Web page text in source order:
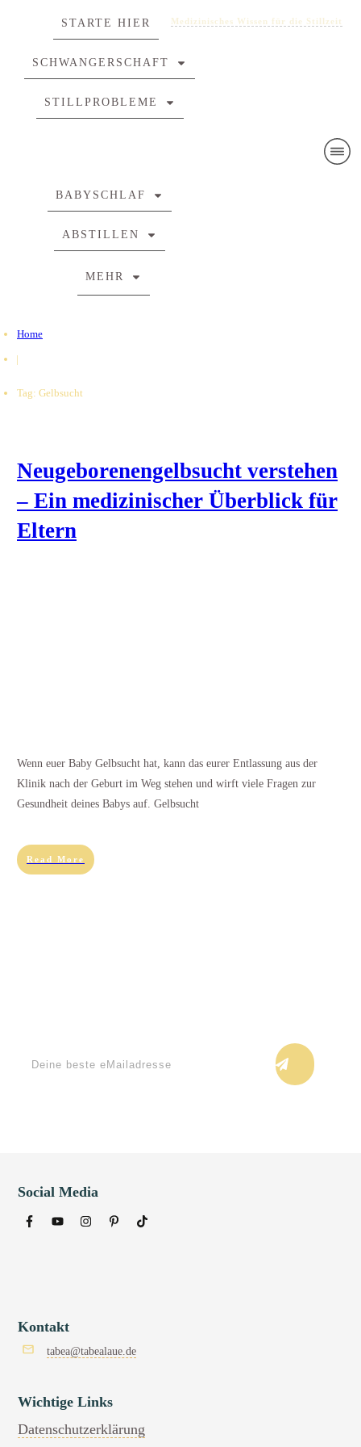
STARTE HIER
SCHWANGERSCHAFT
STILLPROBLEME
BABYSCHLAF
ABSTILLEN
MEHR
Home
|
Tag: Gelbsucht
Neugeborenengelbsucht verstehen
– Ein medizinischer Überblick für
Eltern
Medizinisches Wissen für die Stillzeit
Wenn euer Baby Gelbsucht hat, kann das eurer Entlassung aus der
Klinik nach der Geburt im Weg stehen und wirft viele Fragen zur
Gesundheit deines Babys auf. Gelbsucht
Read More
Social Media
Kontakt
tabea@tabealaue.de
Wichtige Links
Datenschutzerklärung